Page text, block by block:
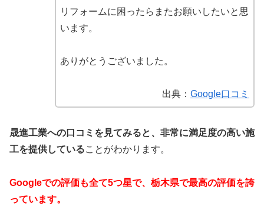
リフォームに困ったらまたお願いしたいと思
います。
ありがとうございました。
出典： Google口コミ
晟進工業への口コミを見てみると、非常に満足度の高い施
工を提供していることがわかります。
Googleでの評価も全て5つ星で、栃木県で最高の評価を誇
っています。